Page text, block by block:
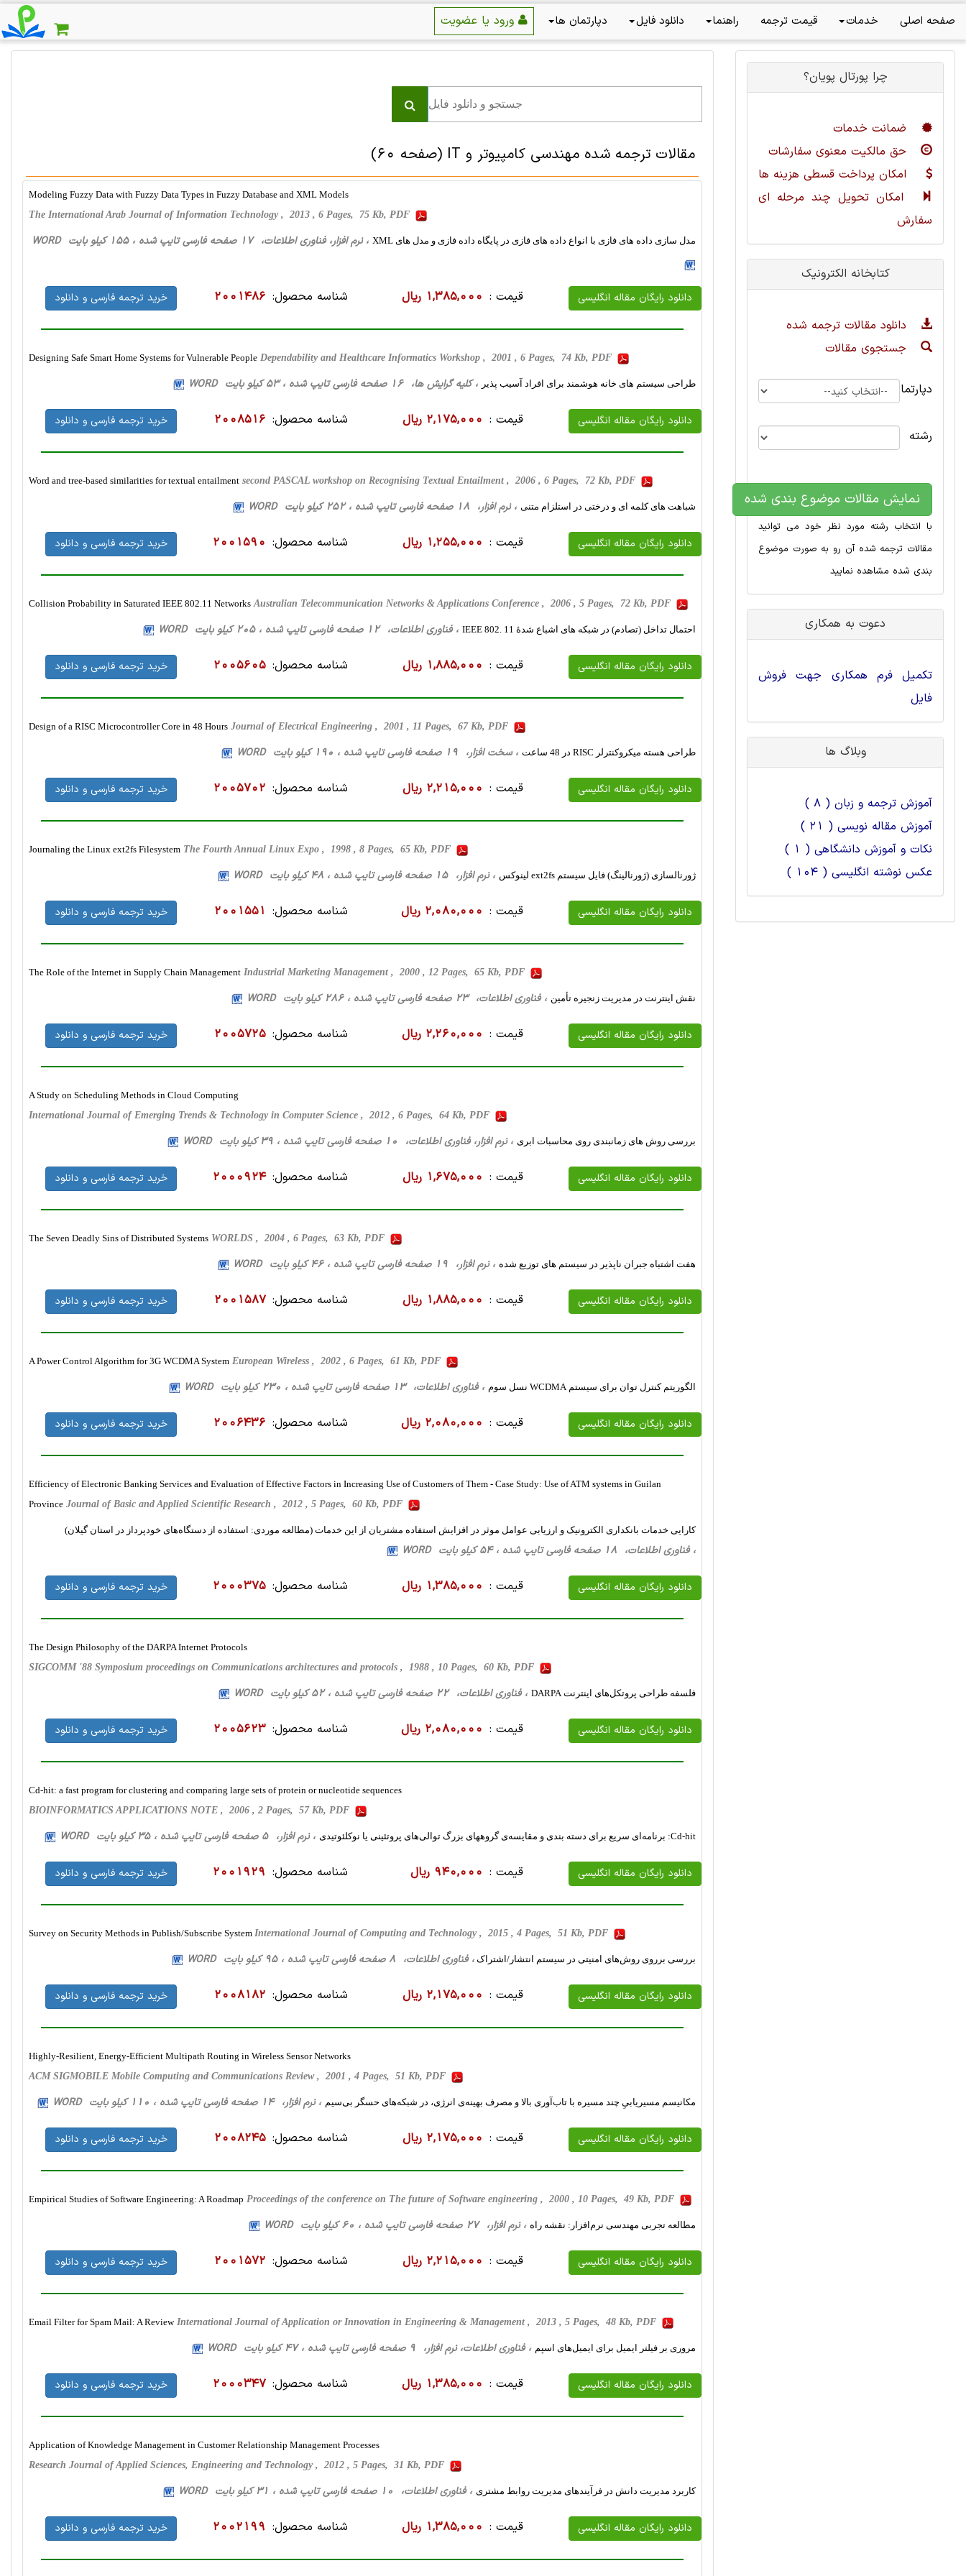
صفحه اصلی خدمات قیمت ترجمه راهنما دانلود فایل دپارتمان ها
مقالات ترجمه شده مهندسی کامپیوتر و IT (صفحه 60)
Modeling Fuzzy Data with Fuzzy Data Types in Fuzzy Database and XML Models
The International Arab Journal of Information Technology , 2013 , 6 Pages, 75 Kb, PDF
مدل سازی داده های فازی با انواع داده های فازی در پایگاه داده فازی و مدل های XML ، نرم افزار، فناوری اطلاعات، 17 صفحه فارسی تایپ شده ، 155 کیلو بایت WORD
دانلود رایگان مقاله انگلیسی قیمت : 1,385,000 ریال شناسه محصول: 2001486 خرید ترجمه فارسی و دانلود
Designing Safe Smart Home Systems for Vulnerable People Dependability and Healthcare Informatics Workshop , 2001 , 6 Pages, 74 Kb, PDF
طراحی سیستم های خانه هوشمند برای افراد آسیب پذیر ، کلیه گرایش ها، 16 صفحه فارسی تایپ شده ، 53 کیلو بایت WORD
دانلود رایگان مقاله انگلیسی قیمت : 2,175,000 ریال شناسه محصول: 2008516 خرید ترجمه فارسی و دانلود
Word and tree-based similarities for textual entailment second PASCAL workshop on Recognising Textual Entailment , 2006 , 6 Pages, 72 Kb, PDF
شباهت های کلمه ای و درختی در استلزام متنی ، نرم افزار، 18 صفحه فارسی تایپ شده ، 252 کیلو بایت WORD
دانلود رایگان مقاله انگلیسی قیمت : 1,255,000 ریال شناسه محصول: 2001590 خرید ترجمه فارسی و دانلود
Collision Probability in Saturated IEEE 802.11 Networks Australian Telecommunication Networks & Applications Conference , 2006 , 5 Pages, 72 Kb, PDF
احتمال تداخل (تصادم) در شبکه های اشباع شدۀ IEEE 802. 11 ، فناوری اطلاعات، 12 صفحه فارسی تایپ شده ، 205 کیلو بایت WORD
دانلود رایگان مقاله انگلیسی قیمت : 1,885,000 ریال شناسه محصول: 2005605 خرید ترجمه فارسی و دانلود
Design of a RISC Microcontroller Core in 48 Hours Journal of Electrical Engineering , 2001 , 11 Pages, 67 Kb, PDF
طراحی هسته میکروکنترلر RISC در 48 ساعت ، سخت ‌افزار، 19 صفحه فارسی تایپ شده ، 190 کیلو بایت WORD
دانلود رایگان مقاله انگلیسی قیمت : 2,215,000 ریال شناسه محصول: 2005702 خرید ترجمه فارسی و دانلود
Journaling the Linux ext2fs Filesystem The Fourth Annual Linux Expo , 1998 , 8 Pages, 65 Kb, PDF
ژورنالسازی (ژورنالینگ) فایل سیستم ext2fs لینوکس ، نرم افزار، 15 صفحه فارسی تایپ شده ، 48 کیلو بایت WORD
دانلود رایگان مقاله انگلیسی قیمت : 2,080,000 ریال شناسه محصول: 2001551 خرید ترجمه فارسی و دانلود
The Role of the Internet in Supply Chain Management Industrial Marketing Management , 2000 , 12 Pages, 65 Kb, PDF
نقش اینترنت در مدیریت زنجیره تأمین ، فناوری اطلاعات، 23 صفحه فارسی تایپ شده ، 286 کیلو بایت WORD
دانلود رایگان مقاله انگلیسی قیمت : 2,260,000 ریال شناسه محصول: 2005725 خرید ترجمه فارسی و دانلود
A Study on Scheduling Methods in Cloud Computing
International Journal of Emerging Trends & Technology in Computer Science , 2012 , 6 Pages, 64 Kb, PDF
بررسی روش های زمانبندی روی محاسبات ابری ، نرم افزار، فناوری اطلاعات، 10 صفحه فارسی تایپ شده ، 39 کیلو بایت WORD
دانلود رایگان مقاله انگلیسی قیمت : 1,675,000 ریال شناسه محصول: 2000924 خرید ترجمه فارسی و دانلود
The Seven Deadly Sins of Distributed Systems WORLDS , 2004 , 6 Pages, 63 Kb, PDF
هفت اشتباه جبران ناپذیر در سیستم های توزیع شده ، نرم افزار، 19 صفحه فارسی تایپ شده ، 46 کیلو بایت WORD
دانلود رایگان مقاله انگلیسی قیمت : 1,885,000 ریال شناسه محصول: 2001587 خرید ترجمه فارسی و دانلود
A Power Control Algorithm for 3G WCDMA System European Wireless , 2002 , 6 Pages, 61 Kb, PDF
الگوریتم کنترل توان برای سیستم WCDMA نسل سوم ، فناوری اطلاعات، 13 صفحه فارسی تایپ شده ، 230 کیلو بایت WORD
دانلود رایگان مقاله انگلیسی قیمت : 2,080,000 ریال شناسه محصول: 2006436 خرید ترجمه فارسی و دانلود
Efficiency of Electronic Banking Services and Evaluation of Effective Factors in Increasing Use of Customers of Them - Case Study: Use of ATM systems in Guilan
Province Journal of Basic and Applied Scientific Research , 2012 , 5 Pages, 60 Kb, PDF
کارایی خدمات بانکداری الکترونیک و ارزیابی عوامل موثر در افزایش استفاده مشتریان از این خدمات (مطالعه موردی: استفاده از دستگاه‌های خودپرداز در استان گیلان)
، فناوری اطلاعات، 18 صفحه فارسی تایپ شده ، 54 کیلو بایت WORD
دانلود رایگان مقاله انگلیسی قیمت : 1,385,000 ریال شناسه محصول: 2000375 خرید ترجمه فارسی و دانلود
The Design Philosophy of the DARPA Internet Protocols
SIGCOMM '88 Symposium proceedings on Communications architectures and protocols , 1988 , 10 Pages, 60 Kb, PDF
فلسفه طراحی پروتکل‌های اینترنت DARPA ، فناوری اطلاعات، 22 صفحه فارسی تایپ شده ، 52 کیلو بایت WORD
دانلود رایگان مقاله انگلیسی قیمت : 2,080,000 ریال شناسه محصول: 2005623 خرید ترجمه فارسی و دانلود
Cd-hit: a fast program for clustering and comparing large sets of protein or nucleotide sequences
BIOINFORMATICS APPLICATIONS NOTE , 2006 , 2 Pages, 57 Kb, PDF
Cd-hit: برنامه‌ای سریع برای دسته بندی و مقایسه‌ی گروههای بزرگ توالی‌های پروتئینی یا نوکلئوتیدی ، نرم افزار، 5 صفحه فارسی تایپ شده ، 35 کیلو بایت WORD
دانلود رایگان مقاله انگلیسی قیمت : 940,000 ریال شناسه محصول: 2001929 خرید ترجمه فارسی و دانلود
Survey on Security Methods in Publish/Subscribe System International Journal of Computing and Technology , 2015 , 4 Pages, 51 Kb, PDF
بررسی برروی روش‌های امنیتی در سیستم انتشار/اشتراک ، فناوری اطلاعات، 8 صفحه فارسی تایپ شده ، 95 کیلو بایت WORD
دانلود رایگان مقاله انگلیسی قیمت : 2,175,000 ریال شناسه محصول: 2008182 خرید ترجمه فارسی و دانلود
Highly-Resilient, Energy-Efficient Multipath Routing in Wireless Sensor Networks
ACM SIGMOBILE Mobile Computing and Communications Review , 2001 , 4 Pages, 51 Kb, PDF
مکانیسم مسیریابیِ چند مسیره با تاب‌آوری بالا و مصرف بهینه‌ی انرژی، در شبکه‌های حسگر بی‌سیم ، نرم افزار، 14 صفحه فارسی تایپ شده ، 110 کیلو بایت WORD
دانلود رایگان مقاله انگلیسی قیمت : 2,175,000 ریال شناسه محصول: 2008245 خرید ترجمه فارسی و دانلود
Empirical Studies of Software Engineering: A Roadmap Proceedings of the conference on The future of Software engineering , 2000 , 10 Pages, 49 Kb, PDF
مطالعه تجربی مهندسی نرم‌افزار: نقشه راه ، نرم افزار، 27 صفحه فارسی تایپ شده ، 60 کیلو بایت WORD
دانلود رایگان مقاله انگلیسی قیمت : 2,215,000 ریال شناسه محصول: 2001572 خرید ترجمه فارسی و دانلود
Email Filter for Spam Mail: A Review International Journal of Application or Innovation in Engineering & Management , 2013 , 5 Pages, 48 Kb, PDF
مروری بر فیلتر ایمیل برای ایمیل‌های اسپم ، فناوری اطلاعات، نرم افزار، 9 صفحه فارسی تایپ شده ، 47 کیلو بایت WORD
دانلود رایگان مقاله انگلیسی قیمت : 1,385,000 ریال شناسه محصول: 2000347 خرید ترجمه فارسی و دانلود
Application of Knowledge Management in Customer Relationship Management Processes
Research Journal of Applied Sciences, Engineering and Technology , 2012 , 5 Pages, 31 Kb, PDF
کاربرد مدیریت دانش در فرآیندهای مدیریت روابط مشتری ، فناوری اطلاعات، 10 صفحه فارسی تایپ شده ، 31 کیلو بایت WORD
دانلود رایگان مقاله انگلیسی قیمت : 1,385,000 ریال شناسه محصول: 2002199 خرید ترجمه فارسی و دانلود
چرا پورتال پویان؟
ضمانت خدمات
حق مالکیت معنوی سفارشات
امکان پرداخت قسطی هزینه ها
امکان تحویل چند مرحله ای
سفارش
کتابخانه الکترونیک
دانلود مقالات ترجمه شده
جستجوی مقالات
دپارتمان
رشته
نمایش مقالات موضوع بندی شده
با انتخاب رشته مورد نظر خود می توانید
مقالات ترجمه شده آن رو به صورت موضوع
بندی شده مشاهده نمایید
دعوت به همکاری
تکمیل فرم همکاری جهت فروش
فایل
وبلاگ ها
آموزش ترجمه و زبان ( 8 )
آموزش مقاله نویسی ( 21 )
نکات و آموزش دانشگاهی ( 1 )
عکس نوشته انگلیسی ( 104 )